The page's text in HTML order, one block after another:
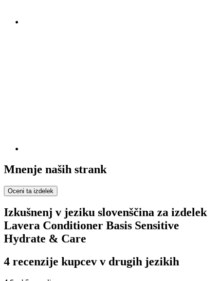
Mnenje naših strank
Oceni ta izdelek
Izkušnenj v jeziku slovenščina za izdelek
Lavera Conditioner Basis Sensitive
Hydrate & Care
4 recenzije kupcev v drugih jezikih